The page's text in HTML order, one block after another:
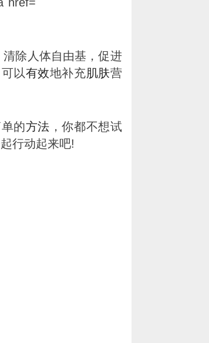
除人体自由基，促进
以有效地补充肌肤营
的方法 ，你都不想试
起行动起来吧!